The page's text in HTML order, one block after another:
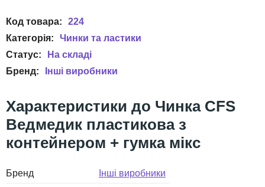
224
Чинки та ластики
Інші виробники
Чинка СFS
Ведмедик пластикова з
контейнером + гумка мікс
Бренд
Інші виробники